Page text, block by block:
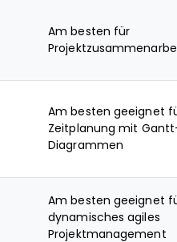
Am besten für
Am besten geeignet
Zeitplanung mit
Diagrammen
Am besten geeignet
dynamisches agiles
Projektmanagement